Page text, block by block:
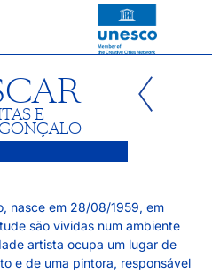
E
nasce em 28/08/1959, em
são vividas num ambiente
artista ocupa um lugar de
e de uma pintora, responsável